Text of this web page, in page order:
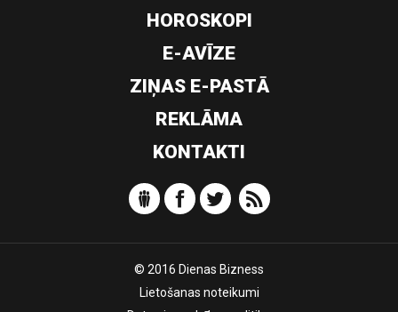
HOROSKOPI
E-AVĪZE
ZIŅAS E-PASTĀ
REKLĀMA
KONTAKTI
© 2016 Dienas Bizness
Lietošanas noteikumi